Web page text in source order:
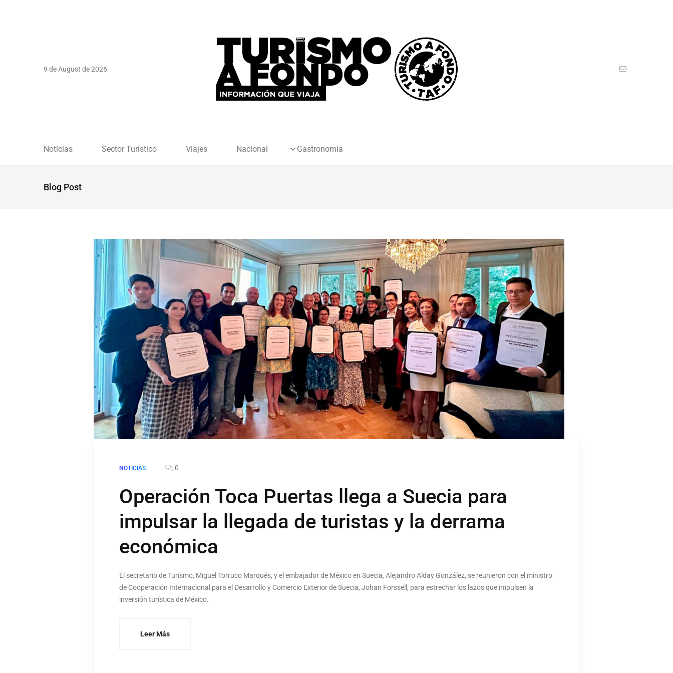
9 de August de 2026
Noticias Sector Turístico Viajes Nacional Gastronomia
Blog Post
NOTICIAS 0
Operación Toca Puertas llega a Suecia para
impulsar la llegada de turistas y la derrama
económica
El secretario de Turismo, Miguel Torruco Marqués, y el embajador de México en Suecia, Alejandro Alday González, se reunieron con el ministro
de Cooperación Internacional para el Desarrollo y Comercio Exterior de Suecia, Johan Forssell, para estrechar los lazos que impulsen la
inversión turística de México.
Leer Más